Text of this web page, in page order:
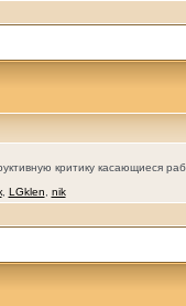
критику касающиеся
, LGklen nik